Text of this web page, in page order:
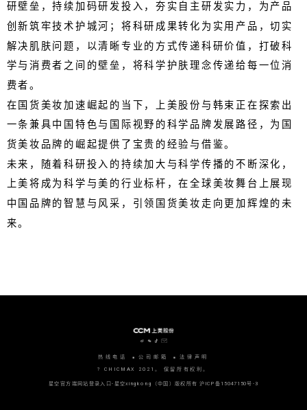
研壁垒，持续加码研发投入，夯实自主研发实力，为产品
创新筑牢技术护城河；将科研成果转化为实用产品，切实
解决肌肤问题，以清晰专业的方式传递科研价值，打破科
学与消费者之间的壁垒，将科学护肤理念传递给每一位消
费者。
在国货美妆加速崛起的当下，上美股份与韩束正在探索出
一条兼具中国特色与国际视野的科学品牌发展路径，为国
货美妆品牌的崛起提供了宝贵的经验与借鉴。
未来，随着科研投入的持续加大与科学传播的不断深化，
上美将成为科学与美的行业标杆，在全球美妆舞台上展现
中国品牌的智慧与风采，引领国货美妆走向更加辉煌的未
来。
热线电话 公司邮箱 法律声明
? CHICMAX 2021。 保留所有权利。
星空官方端网站登录入口-星空xingkong（中国）版权所有 沪ICP备15047150号-3